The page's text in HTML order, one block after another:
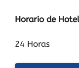
Horario de
24 Horas